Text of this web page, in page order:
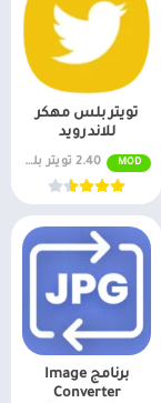
تويتر بلس مهكر
للاندرويد
MOD 2.40 تويتر بلس
برنامج Image
Converter